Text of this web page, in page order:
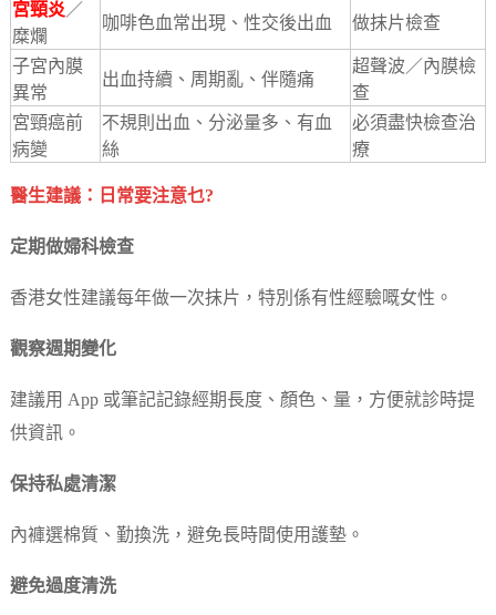
宮頸炎／
糜爛
咖啡色血常出現、性交後出血 做抹片檢查
子宮內膜
異常
出血持續、周期亂、伴隨痛
超聲波／內膜檢
查
宮頸癌前
病變
不規則出血、分泌量多、有血
絲
必須盡快檢查治
療
醫生建議：日常要注意乜?
定期做婦科檢查
香港女性建議每年做一次抹片，特別係有性經驗嘅女性。
觀察週期變化
建議用 App 或筆記記錄經期長度、顏色、量，方便就診時提
供資訊。
保持私處清潔
內褲選棉質、勤換洗，避免長時間使用護墊。
避免過度清洗